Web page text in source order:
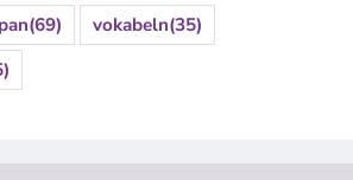
(69) vokabeln(35)